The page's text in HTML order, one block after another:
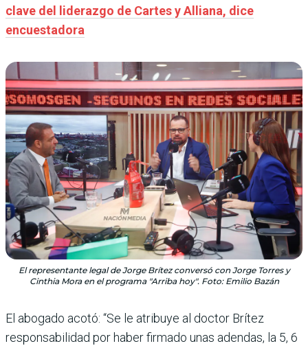
clave del liderazgo de Cartes y Alliana, dice
encuestadora
El representante legal de Jorge Brítez conversó con Jorge Torres y
Cinthia Mora en el programa "Arriba hoy". Foto: Emilio Bazán
El abogado acotó: “Se le atribuye al doctor Brítez
responsabilidad por haber firmado unas adendas, la 5, 6